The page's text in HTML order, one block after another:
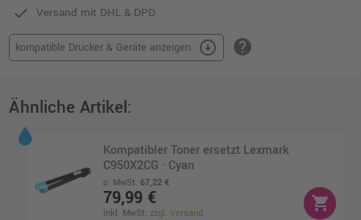
Versand mit DHL & DPD
kompatible Drucker & Geräte anzeigen arrow_circle_down help
Ähnliche Artikel:
Kompatibler Toner ersetzt Lexmark
C950X2CG · Cyan
o. MwSt. 67,22 €
79,99 €
inkl. MwSt.zzgl. Versand
shopping_cart